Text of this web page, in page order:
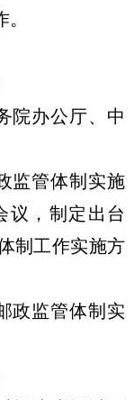
办公厅、中
管体制实施
议，制定出台
制工作实施方
监管体制实